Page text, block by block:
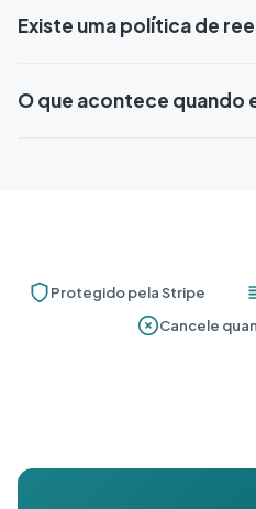
Existe uma política de
O que acontece quando
Protegido pela Stripe
Cancele